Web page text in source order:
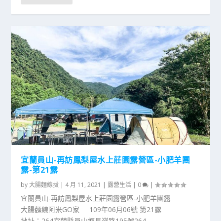
宜蘭員山-再訪鳳梨屋水上莊園露營區-小肥羊團
露-第21露
by大腸麵線拔 | 4 月 11, 2021 | 露營生活 | 0 |
宜蘭員山-再訪鳳梨屋水上莊園露營區-小肥羊團露
大腸麵線阿米GO家 109年06月06號 第21露